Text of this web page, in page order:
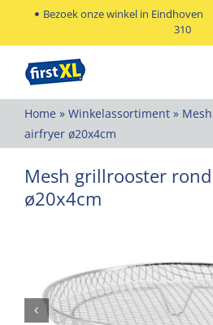
Bezoek onze winkel in Eindhoven
310
Home » Winkelassortiment »
airfryer ø20x4cm
Mesh grillrooster
ø20x4cm